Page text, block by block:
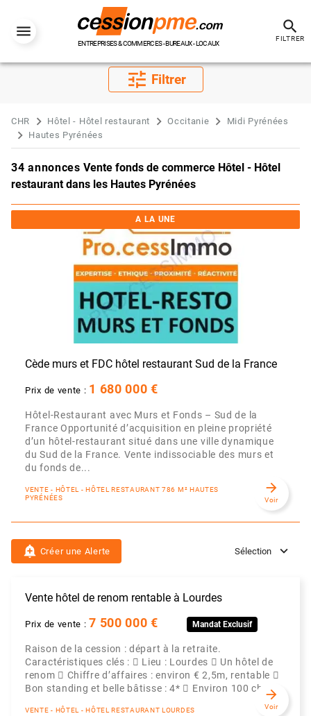
ENTREPRISES & COMMERCES - BUREAUX - LOCAUX
search
FILTRER
tune Filtrer
CHR Hôtel - Hôtel restaurant Occitanie
Midi Pyrénées
Hautes Pyrénées
34 annoncesVente fonds de commerce Hôtel - Hôtel
restaurant dans les Hautes Pyrénées
A LA UNE
Cède murs et FDC hôtel restaurant Sud de la France
Prix de vente : 1 680 000 €
Hôtel-Restaurant avec Murs et Fonds – Sud de la
France Opportunité d’acquisition en pleine propriété
d’un hôtel-restaurant situé dans une ville dynamique
du Sud de la France. Vente indissociable des murs et
du fonds de...
VENTE - HÔTEL - HÔTEL RESTAURANT 786 M² HAUTES
PYRÉNÉES
arrow_forward
Voir
add_alert Créer une Alerte Sélection
Vente hôtel de renom rentable à Lourdes
Prix de vente : 7 500 000 € Mandat Exclusif
Raison de la cession : départ à la retraite.
Caractéristiques clés :  Lieu : Lourdes  Un hôtel de
renom  Chiffre d’affaires : environ € 2,5m, rentable 
Bon standing et belle bâtisse : 4*  Environ 100 cha...
VENTE - HÔTEL - HÔTEL RESTAURANT LOURDES
arrow_forward
Voir